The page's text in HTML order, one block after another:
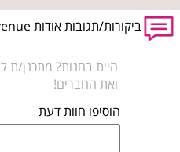
ביקורות/תגובות אודות cotton avenue בקניון כפר סבא הירוקה
היית בחנות? מתכנן/ת
ואת החברים!
הוסיפו חוות דעת